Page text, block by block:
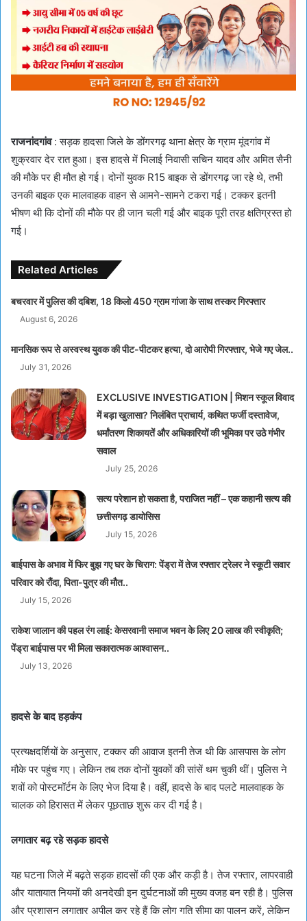
राजनांदगांव: सड़क हादसा जिले के डोंगरगढ़ थाना क्षेत्र के ग्राम मूंदगांव में
शुक्रवार देर रात हुआ। इस हादसे में भिलाई निवासी सचिन यादव और अमित सैनी
की मौके पर ही मौत हो गई। दोनों युवक R15 बाइक से डोंगरगढ़ जा रहे थे, तभी
उनकी बाइक एक मालवाहक वाहन से आमने-सामने टकरा गई। टक्कर इतनी
भीषण थी कि दोनों की मौके पर ही जान चली गई और बाइक पूरी तरह क्षतिग्रस्त हो
गई।
Related Articles
बचरवार में पुलिस की दबिश, 18 किलो 450 ग्राम गांजा के साथ तस्कर गिरफ्तार
August 6, 2026
मानसिक रूप से अस्वस्थ युवक की पीट-पीटकर हत्या, दो आरोपी गिरफ्तार, भेजे गए जेल..
July 31, 2026
EXCLUSIVE INVESTIGATION | मिशन स्कूल विवाद
में बड़ा खुलासा? निलंबित प्राचार्य, कथित फर्जी दस्तावेज,
धर्मांतरण शिकायतें और अधिकारियों की भूमिका पर उठे गंभीर
सवाल
July 25, 2026
सत्य परेशान हो सकता है, पराजित नहीं – एक कहानी सत्य की
छत्तीसगढ़ डायोसिस
July 15, 2026
बाईपास के अभाव में फिर बुझ गए घर के चिराग: पेंड्रा में तेज रफ्तार ट्रेलर ने स्कूटी सवार
परिवार को रौंदा, पिता-पुत्र की मौत..
July 15, 2026
राकेश जालान की पहल रंग लाई: केसरवानी समाज भवन के लिए 20 लाख की स्वीकृति;
पेंड्रा बाईपास पर भी मिला सकारात्मक आश्वासन..
July 13, 2026
हादसे के बाद हड़कंप
प्रत्यक्षदर्शियों के अनुसार, टक्कर की आवाज इतनी तेज थी कि आसपास के लोग
मौके पर पहुंच गए। लेकिन तब तक दोनों युवकों की सांसें थम चुकी थीं। पुलिस ने
शवों को पोस्टमॉर्टम के लिए भेज दिया है। वहीं, हादसे के बाद पलटे मालवाहक के
चालक को हिरासत में लेकर पूछताछ शुरू कर दी गई है।
लगातार बढ़ रहे सड़क हादसे
यह घटना जिले में बढ़ते सड़क हादसों की एक और कड़ी है। तेज रफ्तार, लापरवाही
और यातायात नियमों की अनदेखी इन दुर्घटनाओं की मुख्य वजह बन रही है। पुलिस
और प्रशासन लगातार अपील कर रहे हैं कि लोग गति सीमा का पालन करें, लेकिन